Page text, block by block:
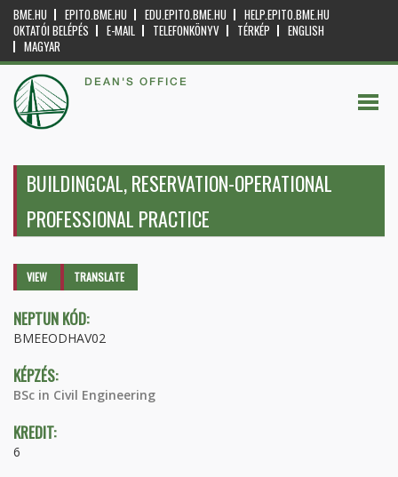
BME.HU EPITO.BME.HU EDU.EPITO.BME.HU
HELP.EPITO.BME.HU
OKTATÓI BELÉPÉS
E-MAIL TELEFONKÖNYV TÉRKÉP
ENGLISH
MAGYAR
DEAN'S OFFICE
BUILDINGCAL, RESERVATION-OPERATIONAL
PROFESSIONAL PRACTICE
Primary tabs
VIEW (ACTIVETRANSLATE
NEPTUN KÓD:
BMEEODHAV02
KÉPZÉS:
BSc in Civil Engineering
KREDIT:
6